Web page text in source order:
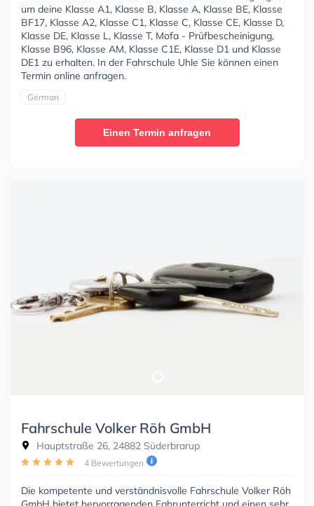
um deine Klasse A1, Klasse B, Klasse A, Klasse BE, Klasse
BF17, Klasse A2, Klasse C1, Klasse C, Klasse CE, Klasse D,
Klasse DE, Klasse L, Klasse T, Mofa - Prüfbescheinigung,
Klasse B96, Klasse AM, Klasse C1E, Klasse D1 und Klasse
DE1 zu erhalten. In der Fahrschule Uhle Sie können einen
Termin online anfragen.
German
Einen Termin anfragen
Fahrschule Volker Röh GmbH
Hauptstraße 26, 24882 Süderbrarup
4 Bewertungen
Die kompetente und verständnisvolle Fahrschule Volker Röh